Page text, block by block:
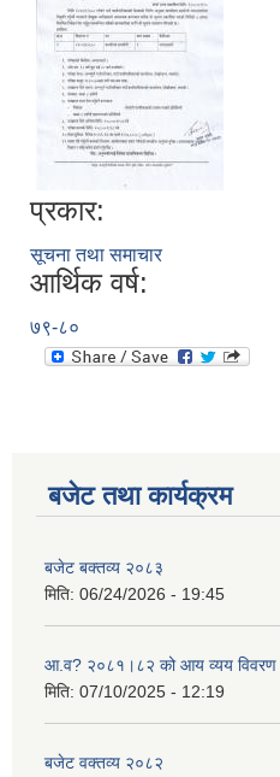
प्रकार:
सूचना तथा समाचार
आर्थिक वर्ष:
७९-८०
बजेट तथा कार्यक्रम
बजेट बक्तव्य २०८३
मिति: 06/24/2026 - 19:45
आ.व? २०८१।८२ को आय व्यय विवरण
मिति: 07/10/2025 - 12:19
बजेट वक्तव्य २०८२